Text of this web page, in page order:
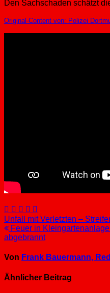
Den Sachschaden schätzt
Original-Content von: Polizei
Unfall mit Verletzten –
Feuer in
abgebrannt
Von Frank Bauermann,
Ähnlicher Beitrag